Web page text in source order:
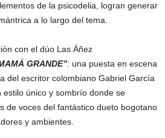
de la psicodelia, logran generar
a lo largo del tema.
con el dúo Las Áñez
GRANDE”: una puesta en escena
del escritor colombiano Gabriel García
único y sombrío donde se
de voces del fantástico dueto bogotano
y ambientes.